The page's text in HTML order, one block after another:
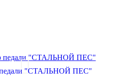
педали "СТАЛЬНОЙ ПЕС"